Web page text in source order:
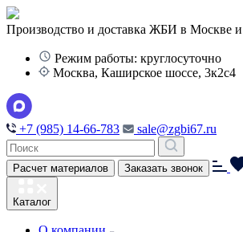
Производство и доставка ЖБИ в Москве
Режим работы: круглосуточно
Москва, Каширское шоссе, 3к2с4
+7 (985) 14-66-783 sale@zgbi67.ru
Расчет материалов Заказать звонок
Каталог